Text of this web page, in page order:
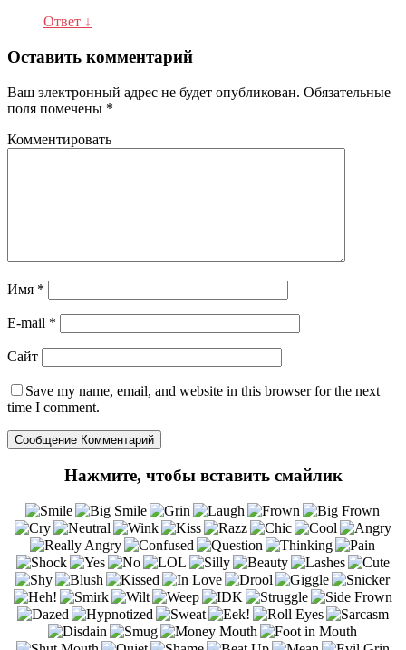
Ответ ↓
Оставить комментарий
Ваш электронный адрес не будет опубликован. Обязательные
поля помечены *
Комментировать
Имя *
E-mail *
Сайт
Save my name, email, and website in this browser for the next
time I comment.
Нажмите, чтобы вставить смайлик